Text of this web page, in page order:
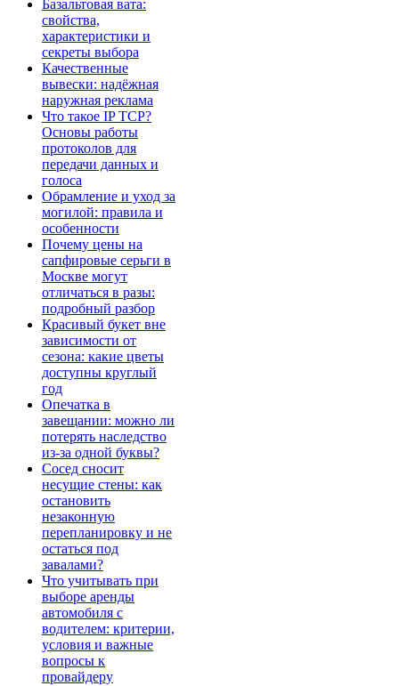
Базальтовая вата:
свойства,
характеристики и
секреты выбора
Качественные
вывески: надёжная
наружная реклама
Что такое IP TCP?
Основы работы
протоколов для
передачи данных и
голоса
Обрамление и уход за
могилой: правила и
особенности
Почему цены на
сапфировые серьги в
Москве могут
отличаться в разы:
подробный разбор
Красивый букет вне
зависимости от
сезона: какие цветы
доступны круглый
год
Опечатка в
завещании: можно ли
потерять наследство
из-за одной буквы?
Сосед сносит
несущие стены: как
остановить
незаконную
перепланировку и не
остаться под
завалами?
Что учитывать при
выборе аренды
автомобиля с
водителем: критерии,
условия и важные
вопросы к
провайдеру